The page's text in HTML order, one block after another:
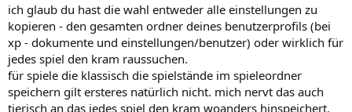
ich glaub du hast die wahl entweder alle einstellungen zu
kopieren - den gesamten ordner deines benutzerprofils (bei
xp - dokumente und einstellungen/benutzer) oder wirklich für
jedes spiel den kram raussuchen.
für spiele die klassisch die spielstände im spieleordner
speichern gilt ersteres natürlich nicht. mich nervt das auch
tierisch an das jedes spiel den kram woanders hinspeichert.